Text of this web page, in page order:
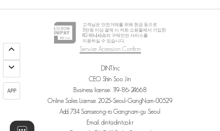
APP
고객님은 안전거래를 위해 현금 등으로
5만원 이상 결제 시 저희 쇼핑몰에서 가입한
KG 이니시스의 구매안전 서비스를
이용하실 수 있습니다.
Service Accession Confirm
DINT.Inc
CEO. Shin Soo Jin
Business license. 119-86-24668
Online Sales License. 2025-Seoul-GangNam-00529
Add. 734 Samseong-ro Gangnam-gu Seoul
Email. dint@dint.co.kr